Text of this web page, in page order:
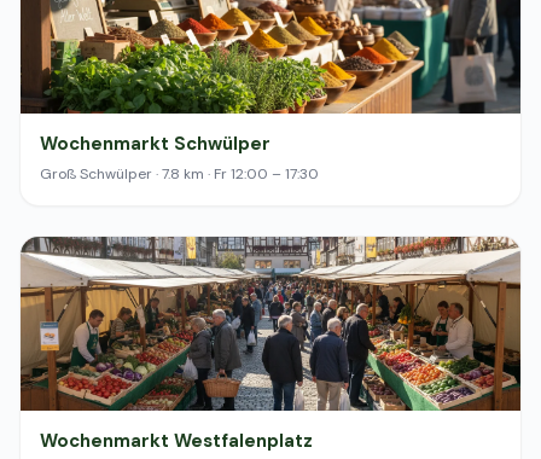
Wochenmarkt Schwülper
Groß Schwülper · 7.8 km · Fr 12:00 – 17:30
Wochenmarkt Westfalenplatz